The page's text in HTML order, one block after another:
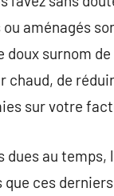
aménagés
doux surnom
chaud, de
sur votre
au temps,
ces